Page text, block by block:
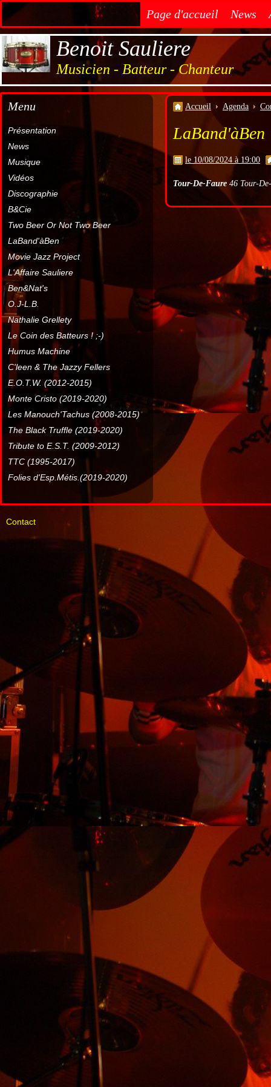
Page d'accueil News
Benoit Sauliere
Musicien - Batteur - Chanteur
Menu
Présentation
News
Musique
Vidéos
Discographie
B&Cie
Two Beer Or Not Two Beer
LaBand'àBen
Movie Jazz Project
L'Affaire Sauliere
Ben&Nat's
O.J-L.B.
Nathalie Grellety
Le Coin des Batteurs ! ;-)
Humus Machine
C'leen & The Jazzy Fellers
E.O.T.W. (2012-2015)
Monte Cristo (2019-2020)
Les Manouch'Tachus (2008-2015)
The Black Truffle (2019-2020)
Tribute to E.S.T. (2009-2012)
TTC (1995-2017)
Folies d'Esp.Métis.(2019-2020)
Accueil Agenda
LaBand'àBen
le 10/08/2024 à 19:00
Tour-De-Faure 46 Tour-
Contact